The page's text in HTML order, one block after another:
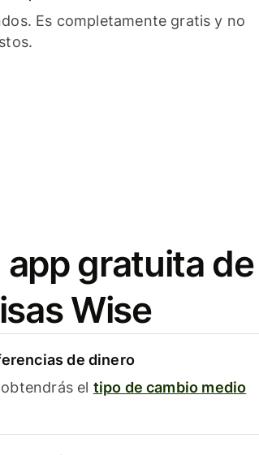
Es completamente gratis y no
gratuita de
Wise
de dinero
el tipo de cambio medio